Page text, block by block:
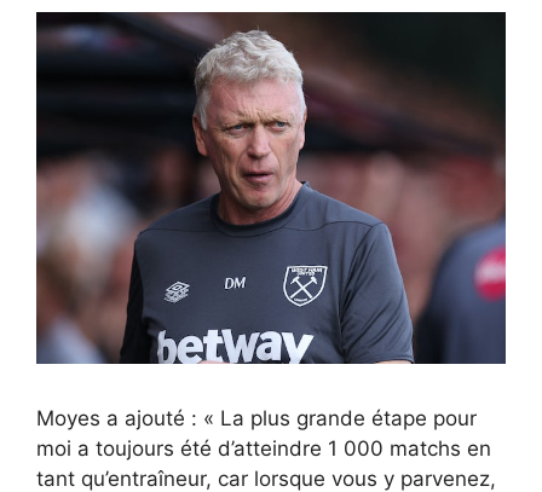
Moyes a ajouté : « La plus grande étape pour
moi a toujours été d’atteindre 1 000 matchs en
tant qu’entraîneur, car lorsque vous y parvenez,